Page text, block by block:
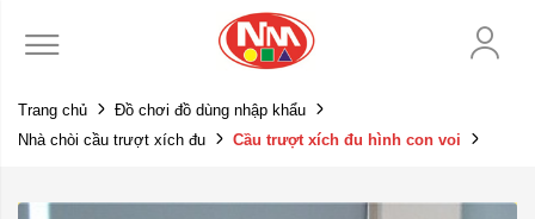
Trang chủ
Đồ chơi đồ dùng nhập khẩu
Nhà chòi cầu trượt xích đu
Cầu trượt xích đu hình con voi